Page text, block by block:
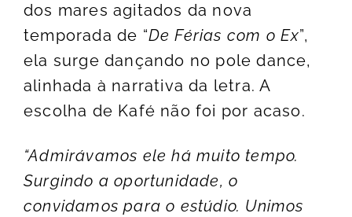
dos mares agitados da nova
temporada de “De Férias com o Ex”,
ela surge dançando no pole dance,
alinhada à narrativa da letra. A
escolha de Kafé não foi por acaso.
“Admirávamos ele há muito tempo.
Surgindo a oportunidade, o
convidamos para o estúdio. Unimos